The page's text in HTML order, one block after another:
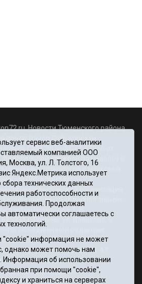
Новости Тюменского района.
Rayon72@yandex.ru
номер СМИ Эл № ФС77-67956 от
Федеральной службой по надзору в
технологий и массовых
(Роскомнадзор)
некоммерческая организация
центр «Красное знамя».
редактор Некрасова Т. В.
625031 г.Тюмень. ул. Шишкова, 6
объединенной редакции:
34-80-60, 69-56-73, 69-56-47
оператора
об учреждении
оферта
сервис веб-аналитики
компанией ООО
Москва, ул. Л. Толстого, 16
Яндекс.Метрика использует
технических данных
работоспособности и
Продолжая
автоматически соглашаетесь с
технологий.
"cookie" информация не может
однако может помочь нам
Информация об использовании
при помощи "cookie",
и храниться на серверах